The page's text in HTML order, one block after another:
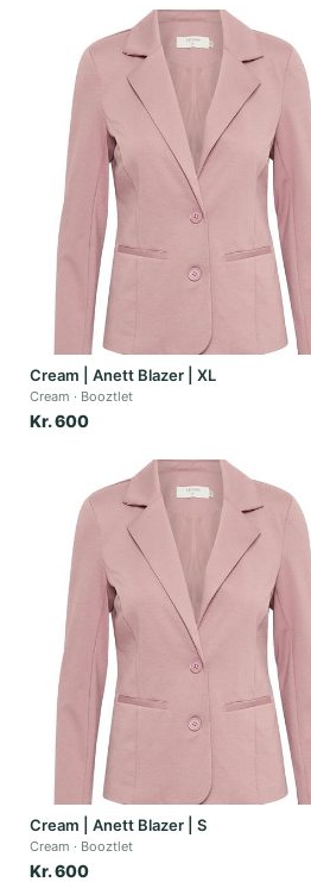
Cream | Anett Blazer | XL
Cream Booztlet
Kr. 600
Cream | Anett Blazer | S
Cream Booztlet
Kr. 600